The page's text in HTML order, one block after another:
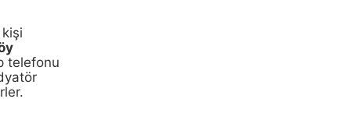
telefonu